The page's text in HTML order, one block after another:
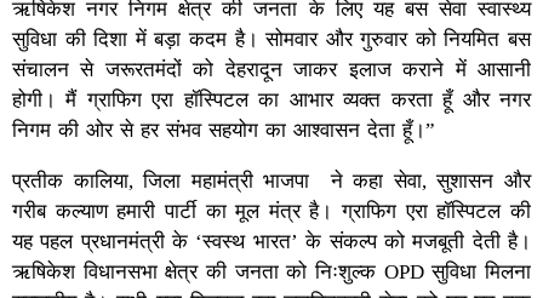
ऋषिकेश नगर निगम क्षेत्र की जनता के लिए यह बस सेवा स्वास्थ्य
सुविधा की दिशा में बड़ा कदम है। सोमवार और गुरुवार को नियमित बस
संचालन से जरूरतमंदों को देहरादून जाकर इलाज कराने में आसानी
होगी। मैं ग्राफिग एरा हॉस्पिटल का आभार व्यक्त करता हूँ और नगर
निगम की ओर से हर संभव सहयोग का आश्वासन देता हूँ।”
प्रतीक कालिया, जिला महामंत्री भाजपा ने कहा सेवा, सुशासन और
गरीब कल्याण हमारी पार्टी का मूल मंत्र है। ग्राफिग एरा हॉस्पिटल की
यह पहल प्रधानमंत्री के ‘स्वस्थ भारत’ के संकल्प को मजबूती देती है।
ऋषिकेश विधानसभा क्षेत्र की जनता को निःशुल्क OPD सुविधा मिलना